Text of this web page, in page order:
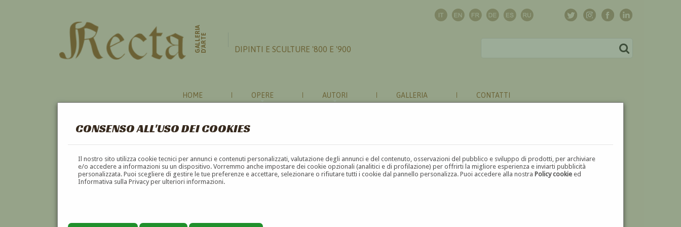
CONSENSO ALL'USO DEI COOKIES
Il nostro sito utilizza cookie tecnici per annunci e contenuti personalizzati, valutazione degli annunci e del contenuto, osservazioni del pubblico e sviluppo di prodotti, per archiviare
e/o accedere a informazioni su un dispositivo. Vorremmo anche impostare dei cookie opzionali (analitici e di profilazione) per offrirti la migliore esperienza e inviarti pubblicità
personalizzata. Puoi scegliere di gestire le tue preferenze e accettare, selezionare o rifiutare tutti i cookie dal pannello personalizza. Puoi accedere alla nostraPolicy cookie ed
Informativa sulla Privacy per ulteriori informazioni.
GALLERIAD'ARTE DIPINTI E SCULTURE '800 E '900
HOME OPERE AUTORI GALLERIA CONTATTI
GIOCO
A B C D E F G H I J K L M N O P Q R S T U V W X Y Z ⬅